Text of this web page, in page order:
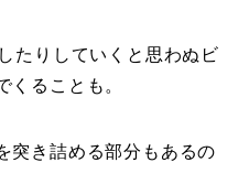
たりしていくと思わぬビ
くることも。
突き詰める部分もあるの